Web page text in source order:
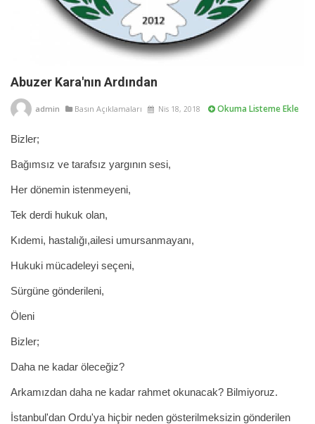
Abuzer Kara'nın Ardından
admin Basın Açıklamaları Nis 18, 2018 Okuma Listeme Ekle
Bizler;
Bağımsız ve tarafsız yargının sesi,
Her dönemin istenmeyeni,
Tek derdi hukuk olan,
Kıdemi, hastalığı,ailesi umursanmayanı,
Hukuki mücadeleyi seçeni,
Sürgüne gönderileni,
Öleni
Bizler;
Daha ne kadar öleceğiz?
Arkamızdan daha ne kadar rahmet okunacak? Bilmiyoruz.
İstanbul'dan Ordu'ya hiçbir neden gösterilmeksizin gönderilen